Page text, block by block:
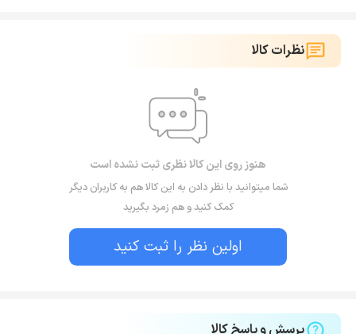
نظرات کالا
هنوز روی این کالا نظری ثبت نشده است
شما میتوانید با نظر دادن به این کالا هم به کاربران دیگر
کمک کنید و هم زمرد بگیرید
اولین نظر را ثبت کنید
پرسش و پاسخ کالا